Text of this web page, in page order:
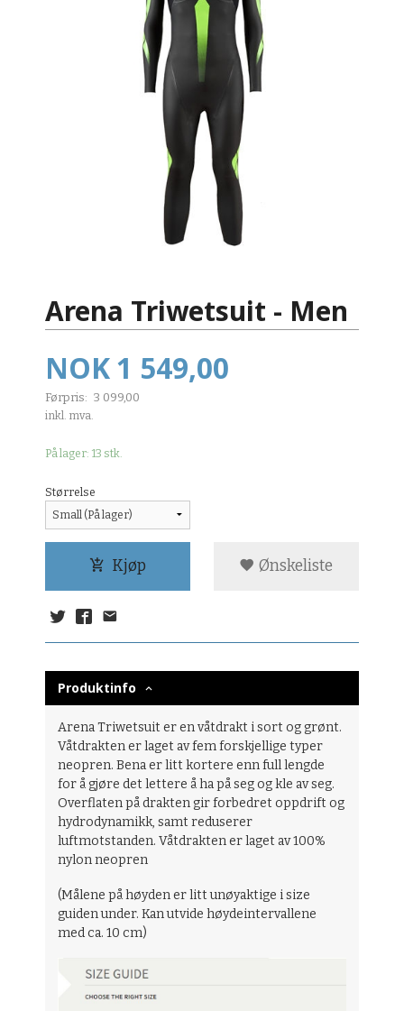
Arena Triwetsuit - Men
Tilbud
NOK 1 549,00
Førpris: 3 099,00
Rabatt
inkl. mva.
På lager: 13 stk.
Størrelse
Kjøp Ønskeliste
Produktinfo
Arena Triwetsuit er en våtdrakt i sort og grønt.
Våtdrakten er laget av fem forskjellige typer
neopren. Bena er litt kortere enn full lengde
for å gjøre det lettere å ha på seg og kle av seg.
Overflaten på drakten gir forbedret oppdrift og
hydrodynamikk, samt reduserer
luftmotstanden. Våtdrakten er laget av 100%
nylon neopren
(Målene på høyden er litt unøyaktige i size
guiden under. Kan utvide høydeintervallene
med ca. 10 cm)